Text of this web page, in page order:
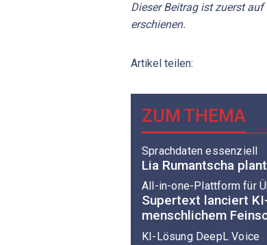
Dieser Beitrag ist zuerst auf
erschienen.
Artikel teilen:
ZUM THEMA
Sprachdaten essenziell
Lia Rumantscha
All-in-one-Plattform für
Supertext lanciert
menschlichem
KI-Lösung DeepL Voice